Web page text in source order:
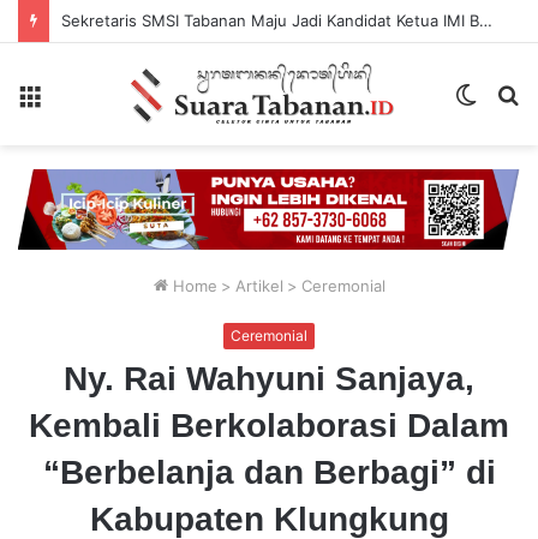
Sekretaris SMSI Tabanan Maju Jadi Kandidat Ketua IMI Bali, Ketua SMSI Tabanan Berikan Dukungan
Switch
Home > Artikel > Ceremonial
Ceremonial
Ny. Rai Wahyuni Sanjaya,
Kembali Berkolaborasi Dalam
“Berbelanja dan Berbagi” di
Kabupaten Klungkung